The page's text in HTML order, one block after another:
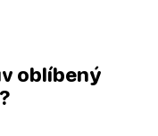
oblíbený